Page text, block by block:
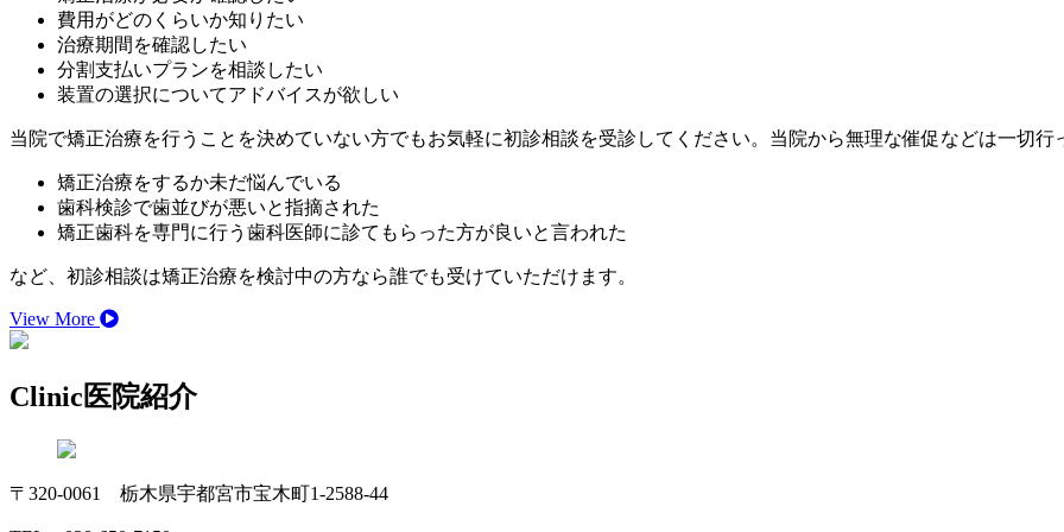
費用がどのくらいか知りたい
治療期間を確認したい
分割支払いプランを相談したい
装置の選択についてアドバイスが欲しい
当院で矯正治療を行うことを決めていない方でもお気軽に初診相談を受診してください。当院から無理な催促などは一切行
矯正治療をするか未だ悩んでいる
歯科検診で歯並びが悪いと指摘された
矯正歯科を専門に行う歯科医師に診てもらった方が良いと言われた
など、初診相談は矯正治療を検討中の方なら誰でも受けていただけます。
View More
Clinic医院紹介
〒320-0061 栃木県宇都宮市宝木町1-2588-44